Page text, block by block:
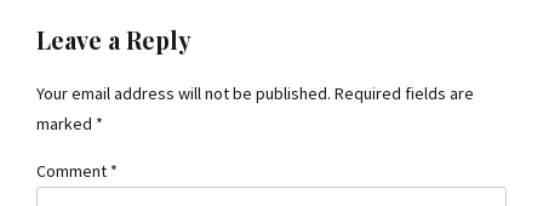
Leave a Reply
Your email address will not be published. Required fields are
marked *
Comment *